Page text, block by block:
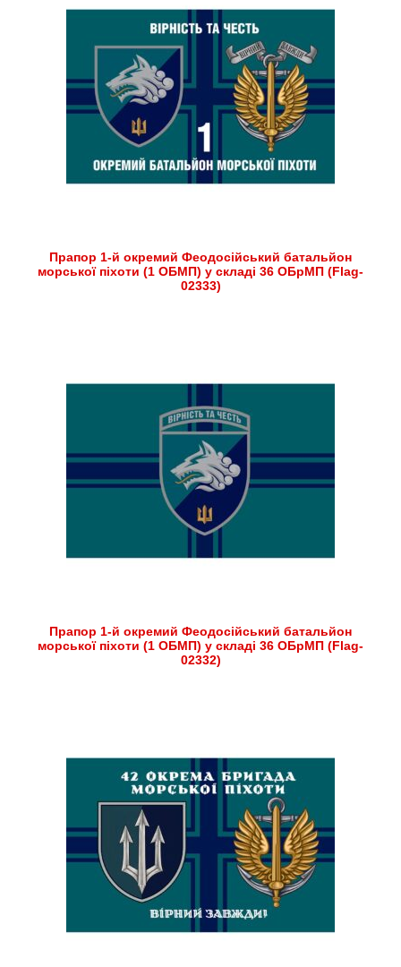
Прапор 1-й окремий Феодосійський батальйон
морської піхоти (1 ОБМП) у складі 36 ОБрМП (Flag-
02333)
Прапор 1-й окремий Феодосійський батальйон
морської піхоти (1 ОБМП) у складі 36 ОБрМП (Flag-
02332)